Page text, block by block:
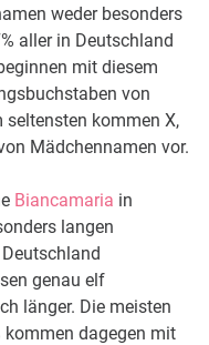
weder besonders
aller in Deutschland
mit diesem
von
seltensten kommen X,
Mädchennamen vor.
Biancamaria in
langen
genau elf
länger. Die meisten
kommen dagegen mit